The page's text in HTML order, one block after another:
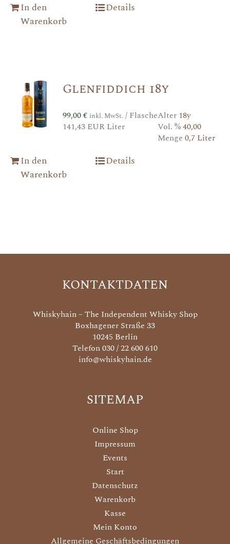
In den
Warenkorb
Details
Glenfiddich 18y
99,00€ inkl. MwSt./ Flasche
141,43 EUR Liter
Alter 18y
Vol. %40,00
Menge 0,7 Liter
In den
Warenkorb
Details
KONTAKTDATEN
Whiskyhain – The Independent Whisky Shop
Boxhagener Straße 33
10245 Berlin
Telefon 030 / 22 600 610
info@whiskyhain.de
SITEMAP
Online Shop
Impressum
Events
Start
Datenschutz
Warenkorb
Kasse
Mein Konto
Allgemeine Geschäftsbedingungen